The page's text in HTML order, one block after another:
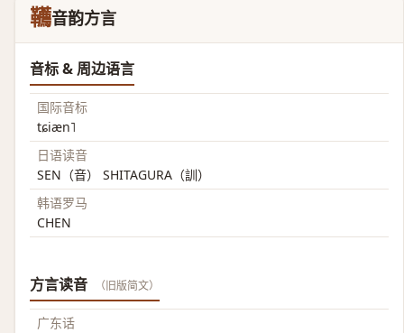
韉音韵方言
音标 & 周边语言
国际音标
tɕiæn˥
日语读音
SEN（音） SHITAGURA（訓）
韩语罗马
CHEN
方言读音 （旧版简文）
广东话